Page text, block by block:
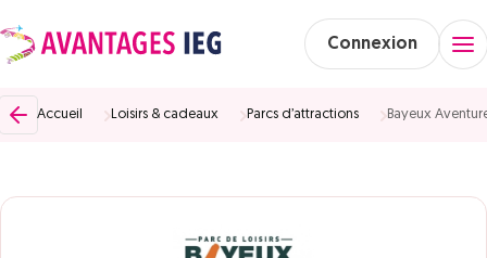
Connexion
Accueil Loisirs & cadeaux Parcs d’attractions Bayeux